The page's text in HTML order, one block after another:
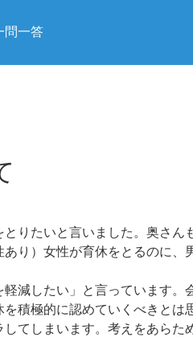
問一答
りたいと言いました。奥さん
り）女性が育休をとるのに、
減したい」と言っています。
積極的に認めていくべきとは
てしまいます。考えをあらた